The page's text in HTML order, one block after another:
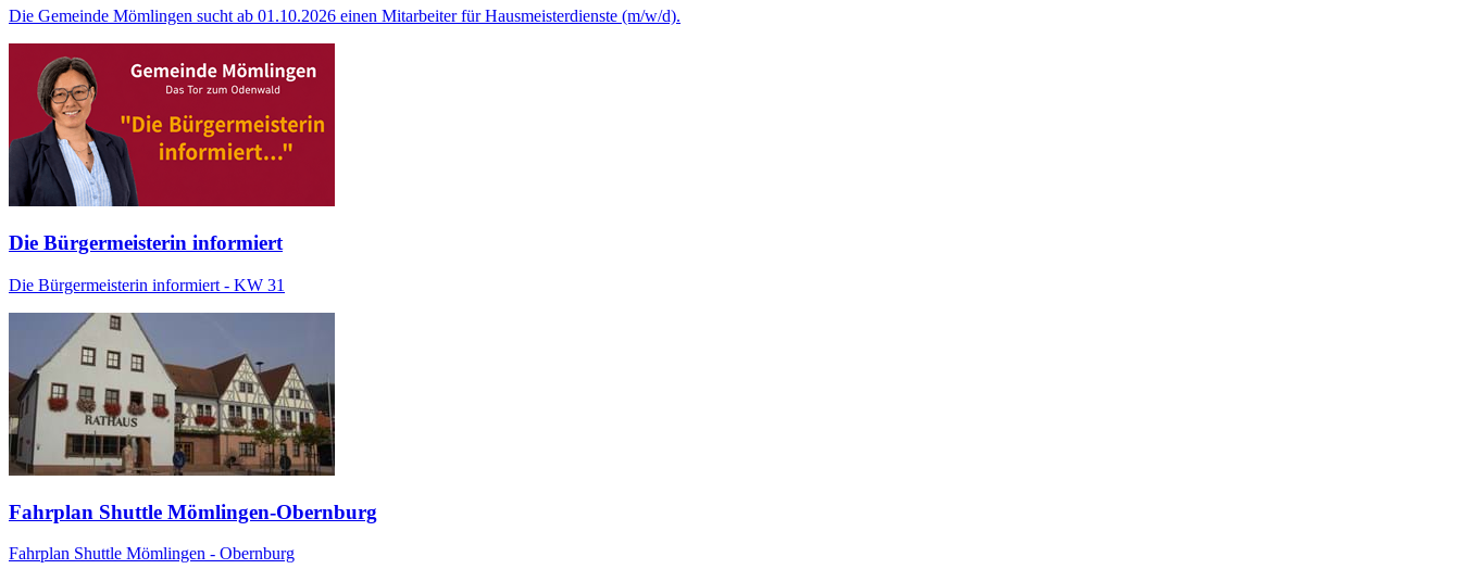
Die Gemeinde Mömlingen sucht ab 01.10.2026 einen Mitarbeiter für Hausmeisterdienste (m/w/d).
Die Bürgermeisterin informiert
Die Bürgermeisterin informiert - KW 31
Fahrplan Shuttle Mömlingen-Obernburg
Fahrplan Shuttle Mömlingen - Obernburg